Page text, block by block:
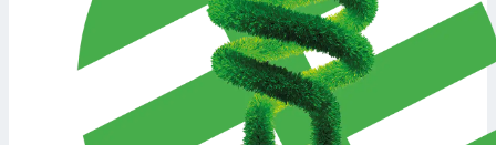
wyprodukowany przez fotowoltaikę wtedy, kiedy
naprawdę go potrzebujesz – nawet wieczorami i w
nocy. Ograniczasz oddawanie energii do sieci i
zwiększasz autokonsumpcję do ponad 70%.